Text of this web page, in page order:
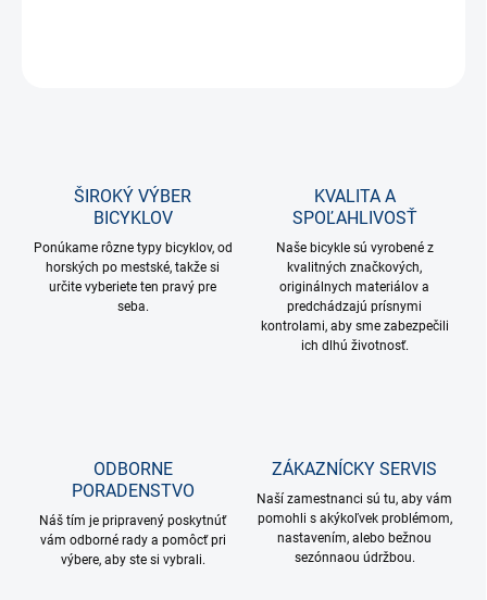
ŠIROKÝ VÝBER
BICYKLOV
Ponúkame rôzne typy bicyklov, od
horských po mestské, takže si
určite vyberiete ten pravý pre
seba.
KVALITA A
SPOĽAHLIVOSŤ
Naše bicykle sú vyrobené z
kvalitných značkových,
originálnych materiálov a
predchádzajú prísnymi
kontrolami, aby sme zabezpečili
ich dlhú životnosť.
ODBORNE
PORADENSTVO
Náš tím je pripravený poskytnúť
vám odborné rady a pomôcť pri
výbere, aby ste si vybrali.
ZÁKAZNÍCKY SERVIS
Naší zamestnanci sú tu, aby vám
pomohli s akýkoľvek problémom,
nastavením, alebo bežnou
sezónnaou údržbou.